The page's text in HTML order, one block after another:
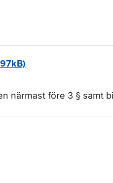
närmast före 3 § samt